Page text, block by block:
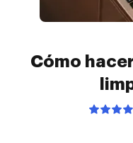
Cómo